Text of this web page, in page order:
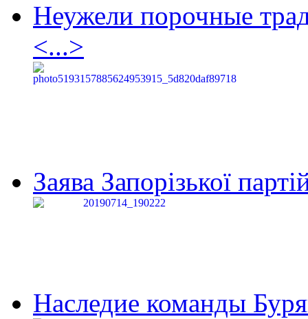
Неужели порочные
<...>
Заява Запорізької
Наследие команды